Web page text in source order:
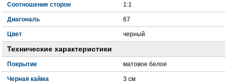
Соотношение сторон 1:1
Диагональ 67
Цвет черный
Технические характеристики
Покрытие матовое белое
Черная кайма 3 см